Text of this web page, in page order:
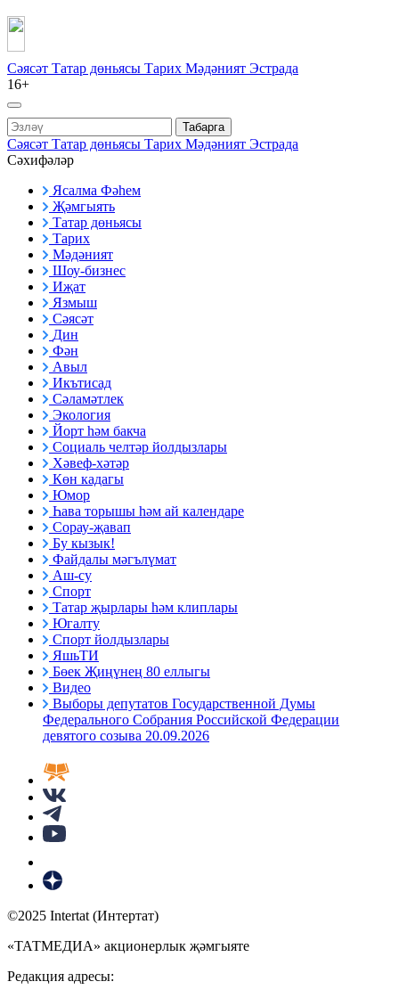
Сәясәт Татар дөньясы Тарих Мәдәният Эстрада
16+
Табарга
Сәясәт Татар дөньясы Тарих Мәдәният Эстрада
Сәхифәләр
Ясалма Фәһем
Җәмгыять
Татар дөньясы
Тарих
Мәдәният
Шоу-бизнес
Иҗат
Язмыш
Сәясәт
Дин
Фән
Авыл
Икътисад
Сәламәтлек
Экология
Йорт һәм бакча
Социаль челтәр йолдызлары
Хәвеф-хәтәр
Көн кадагы
Юмор
Һава торышы һәм ай календаре
Сорау-җавап
Бу кызык!
Файдалы мәгълүмат
Аш-су
Спорт
Татар җырлары һәм клиплары
Югалту
Спорт йолдызлары
ЯшьТИ
Бөек Җиңүнең 80 еллыгы
Видео
Выборы депутатов Государственной Думы
Федерального Собрания Российской Федерации
девятого созыва 20.09.2026
©2025 Intertat (Интертат)
«ТАТМЕДИА» акционерлык җәмгыяте
Редакция адресы: